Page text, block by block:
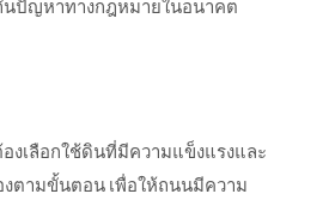
นปัญหาทางกฎหมายในอนาคต
งเลือกใช้ดินที่มีความแข็งแรงและ
งตามขั้นตอน เพื่อให้ถนนมีความ